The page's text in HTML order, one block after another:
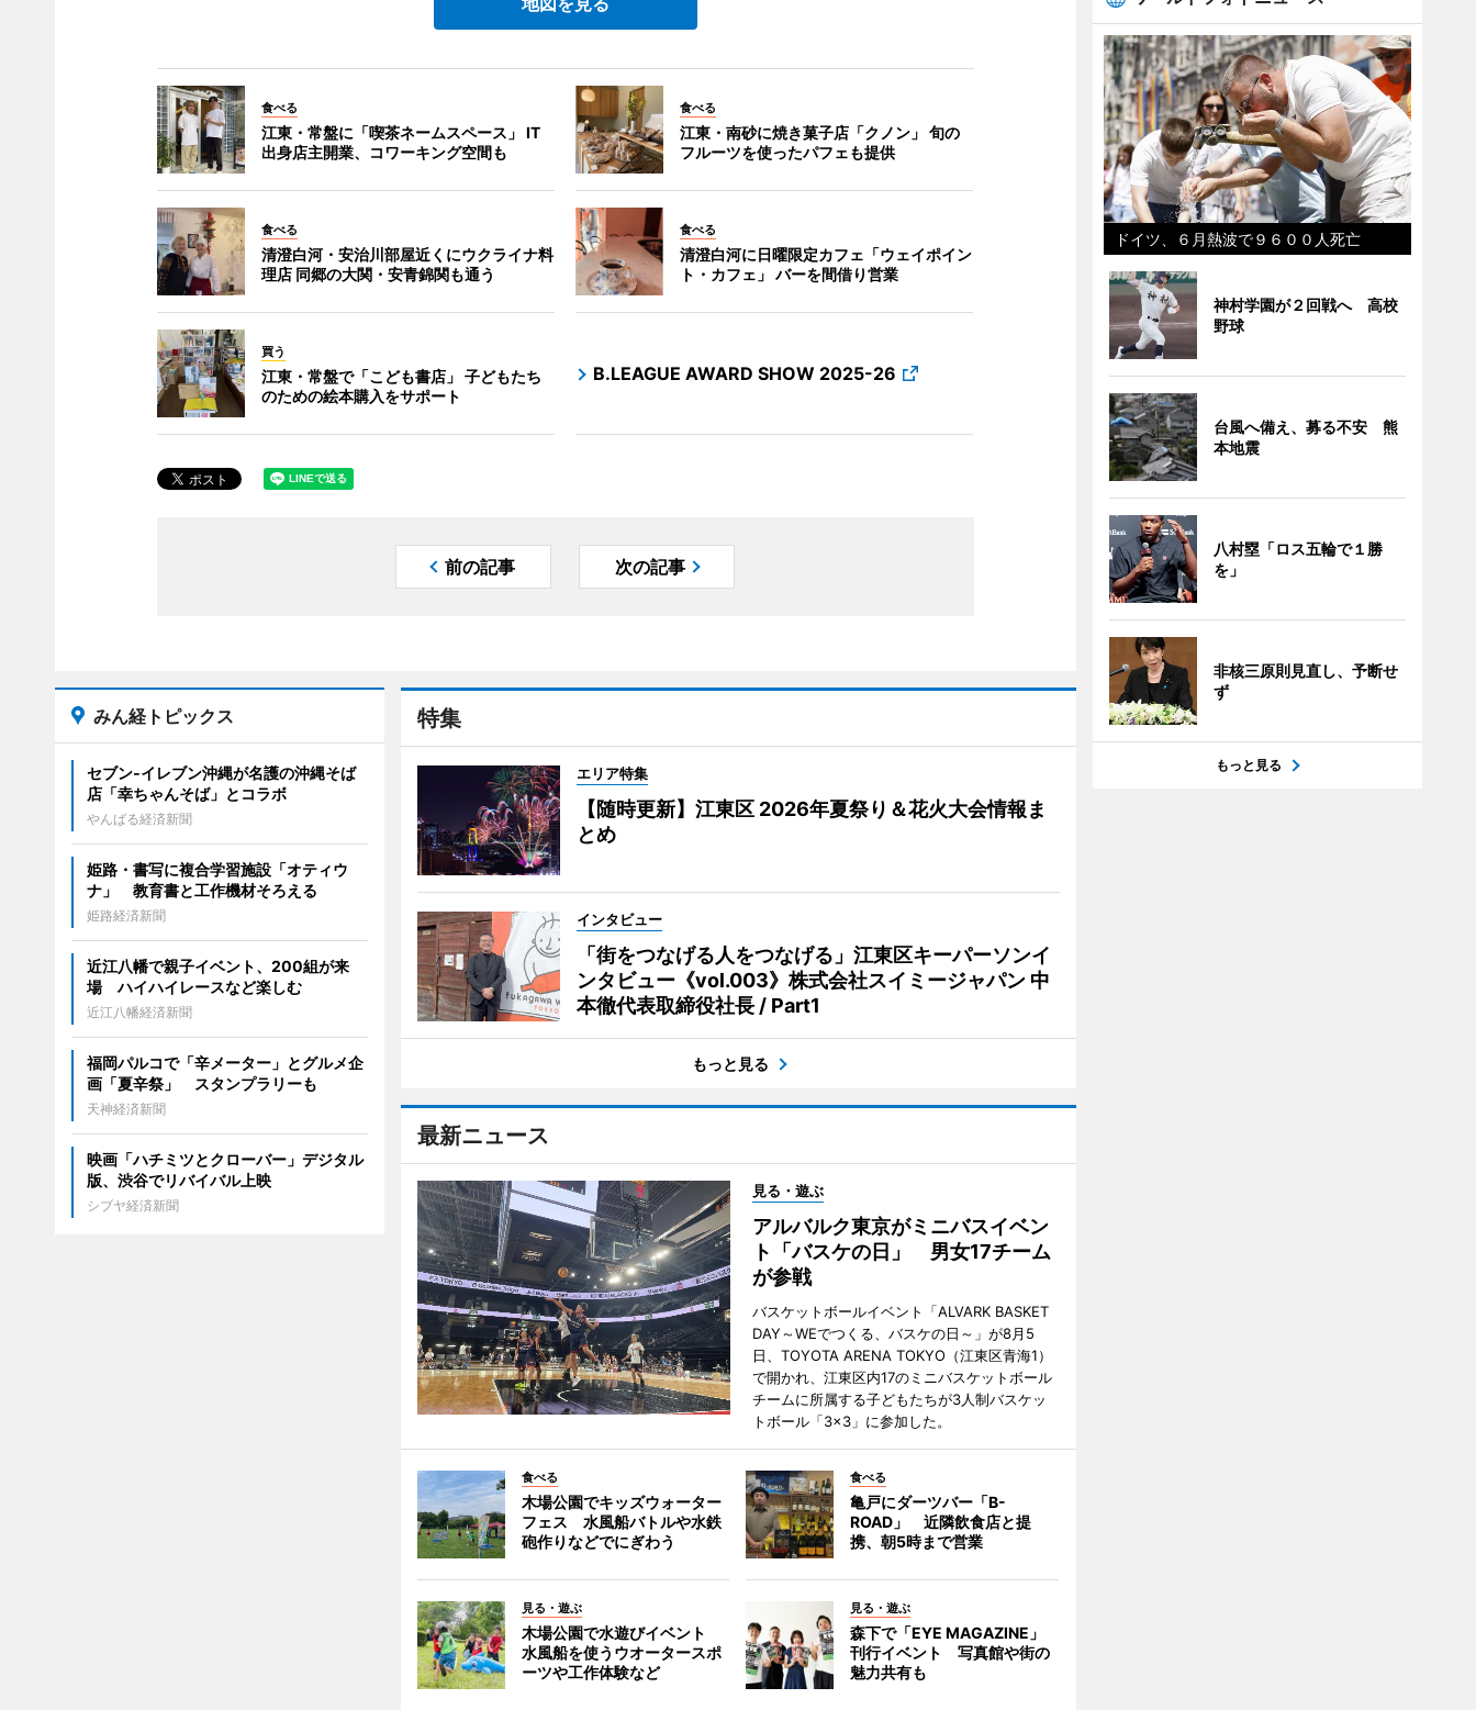
食べる
江東・常盤に「喫茶ネームスペース」 IT
出身店主開業、コワーキング空間も
食べる
江東・南砂に焼き菓子店「クノン」 旬の
フルーツを使ったパフェも提供
食べる
清澄白河・安治川部屋近くにウクライナ料
理店 同郷の大関・安青錦関も通う
食べる
清澄白河に日曜限定カフェ「ウェイポイン
ト・カフェ」 バーを間借り営業
買う
江東・常盤で「こども書店」 子どもたち
のための絵本購入をサポート
B.LEAGUE AWARD SHOW 2025-26
前の記事 次の記事
特集
エリア特集
【随時更新】江東区 2026年夏祭り＆花火大会情報ま
とめ
インタビュー
「街をつなげる人をつなげる」江東区キーパーソンイ
ンタビュー《vol.003》株式会社スイミージャパン 中
本徹代表取締役社長 / Part1
もっと見る
最新ニュース
見る・遊ぶ
アルバルク東京がミニバスイベン
ト「バスケの日」 男女17チーム
が参戦
バスケットボールイベント「ALVARK BASKET
DAY～WEでつくる、バスケの日～」が8月5
日、TOYOTA ARENA TOKYO（江東区青海1）
で開かれ、江東区内17のミニバスケットボール
チームに所属する子どもたちが3人制バスケッ
トボール「3×3」に参加した。
食べる
木場公園でキッズウォーター
フェス 水風船バトルや水鉄
砲作りなどでにぎわう
食べる
亀戸にダーツバー「B-
ROAD」 近隣飲食店と提
携、朝5時まで営業
見る・遊ぶ
木場公園で水遊びイベント
水風船を使うウオータースポ
ーツや工作体験など
見る・遊ぶ
森下で「EYE MAGAZINE」
刊行イベント 写真館や街の
魅力共有も
みん経トピックス
セブン‐イレブン沖縄が名護の沖縄そば
店「幸ちゃんそば」とコラボ
やんばる経済新聞
姫路・書写に複合学習施設「オティウ
ナ」 教育書と工作機材そろえる
姫路経済新聞
近江八幡で親子イベント、200組が来
場 ハイハイレースなど楽しむ
近江八幡経済新聞
福岡パルコで「辛メーター」とグルメ企
画「夏辛祭」 スタンプラリーも
天神経済新聞
映画「ハチミツとクローバー」デジタル
版、渋谷でリバイバル上映
シブヤ経済新聞
ドイツ、６月熱波で９６００人死亡
神村学園が２回戦へ 高校
野球
台風へ備え、募る不安 熊
本地震
八村塁「ロス五輪で１勝
を」
非核三原則見直し、予断せ
ず
もっと見る